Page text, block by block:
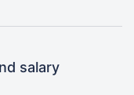
salary